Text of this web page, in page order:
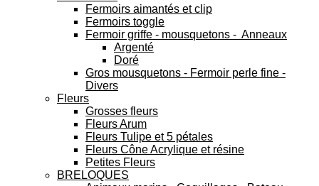
Fermoirs aimantés et clip
Fermoirs toggle
Fermoir griffe - mousquetons - Anneaux
Argenté
Doré
Gros mousquetons - Fermoir perle fine -
Divers
Fleurs
Grosses fleurs
Fleurs Arum
Fleurs Tulipe et 5 pétales
Fleurs Cône Acrylique et résine
Petites Fleurs
BRELOQUES